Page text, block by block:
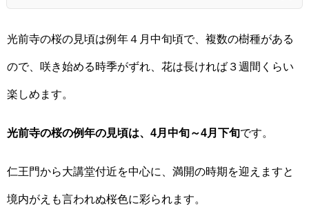
光前寺の桜の見頃は例年４月中旬頃で、複数の樹種がある
ので、咲き始める時季がずれ、花は長ければ３週間くらい
楽しめます。
光前寺の桜の例年の見頃は、4月中旬～4月下旬です。
仁王門から大講堂付近を中心に、満開の時期を迎えますと
境内がえも言われぬ桜色に彩られます。